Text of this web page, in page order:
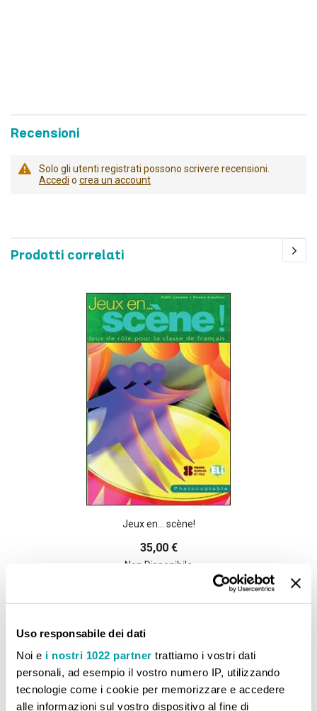
Uso responsabile dei dati
Noi e i nostri 1022 partner trattiamo i vostri dati
personali, ad esempio il vostro numero IP, utilizzando
tecnologie come i cookie per memorizzare e accedere
alle informazioni sul vostro dispositivo al fine di
Recensioni
Solo gli utenti registrati possono scrivere recensioni.
Accedi o crea un account
Prodotti correlati
Jeux en... scène!
35,00 €
Non Disponibile
Aggiungi al